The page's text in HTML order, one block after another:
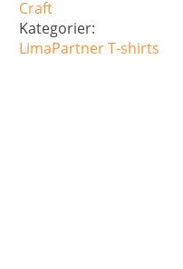
Craft
Kategorier:
LimaPartnerT-shirts